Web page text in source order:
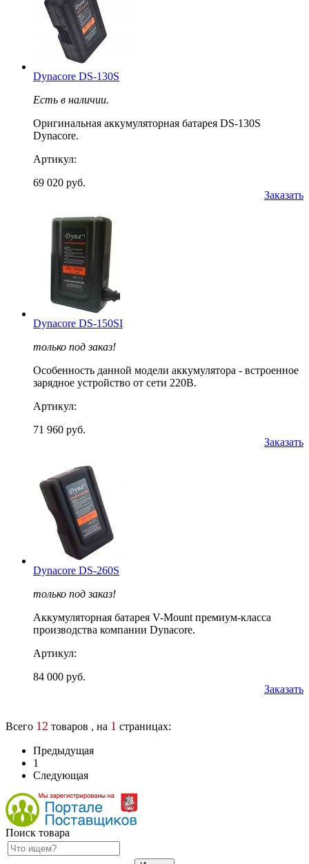
Dynacore DS-130S
Есть в наличии.
Оригинальная аккумуляторная батарея DS-130S
Dynacore.
Артикул:
69 020 руб.
Заказать
Dynacore DS-150SI
только под заказ!
Особенность данной модели аккумулятора - встроенное
зарядное устройство от сети 220В.
Артикул:
71 960 руб.
Заказать
Dynacore DS-260S
только под заказ!
Аккумуляторная батарея V-Mount премиум-класса
производства компании Dynacore.
Артикул:
84 000 руб.
Заказать
Всего 12 товаров , на 1 страницах:
Предыдущая
1
Следующая
Поиск товара